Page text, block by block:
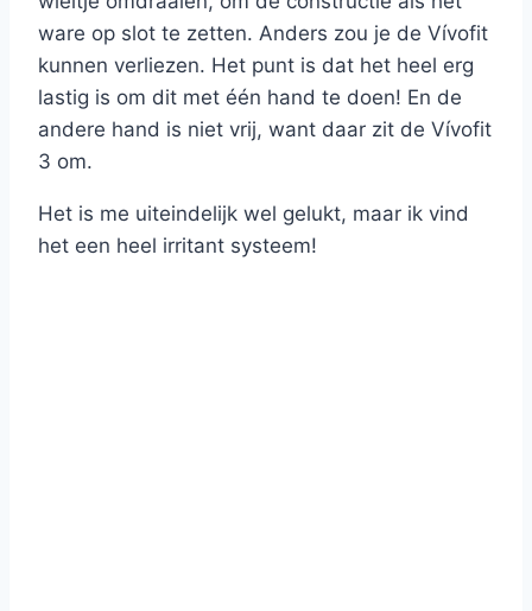
ware op slot te zetten. Anders zou je de Vívofit
kunnen verliezen. Het punt is dat het heel erg
lastig is om dit met één hand te doen! En de
andere hand is niet vrij, want daar zit de Vívofit
3 om.
Het is me uiteindelijk wel gelukt, maar ik vind
het een heel irritant systeem!